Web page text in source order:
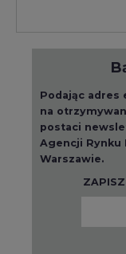
Podając adres
na
postaci
Agencji Rynku
Warszawie.
ZAPISZ